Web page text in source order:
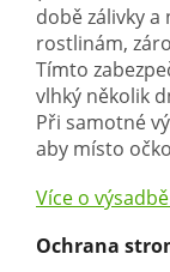
době zálivky
rostlinám,
Tímto
vlhký několik
Při samotné
aby místo
Více o
Ochrana